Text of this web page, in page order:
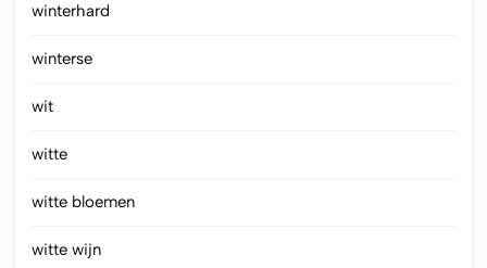
winterhard
winterse
wit
witte
witte bloemen
witte wijn